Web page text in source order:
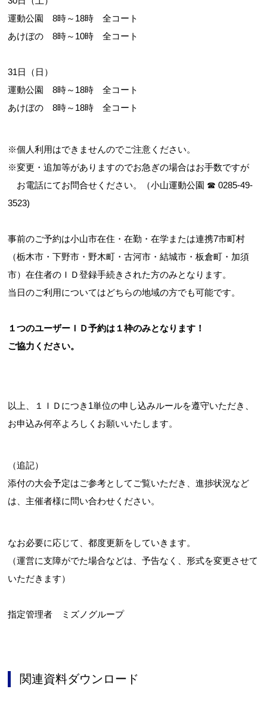
運動公園 8時～18時 全コート
あけぼの 8時～10時 全コート
31日（日）
運動公園 8時～18時 全コート
あけぼの 8時～18時 全コート
※個人利用はできませんのでご注意ください。
※変更・追加等がありますのでお急ぎの場合はお手数ですが
お電話にてお問合せください。（小山運動公園 ☎ 0285-49-
3523)
事前のご予約は小山市在住・在勤・在学または連携7市町村
（栃木市・下野市・野木町・古河市・結城市・板倉町・加須
市）在住者のＩＤ登録手続きされた方のみとなります。
当日のご利用についてはどちらの地域の方でも可能です。
１つのユーザーＩＤ予約は１枠のみとなります！
ご協力ください。
以上、１ＩＤにつき1単位の申し込みルールを遵守いただき、
お申込み何卒よろしくお願いいたします。
（追記）
添付の大会予定はご参考としてご覧いただき、進捗状況など
は、主催者様に問い合わせください。
なお必要に応じて、都度更新をしていきます。
（運営に支障がでた場合などは、予告なく、形式を変更させて
いただきます）
指定管理者 ミズノグループ
関連資料ダウンロード